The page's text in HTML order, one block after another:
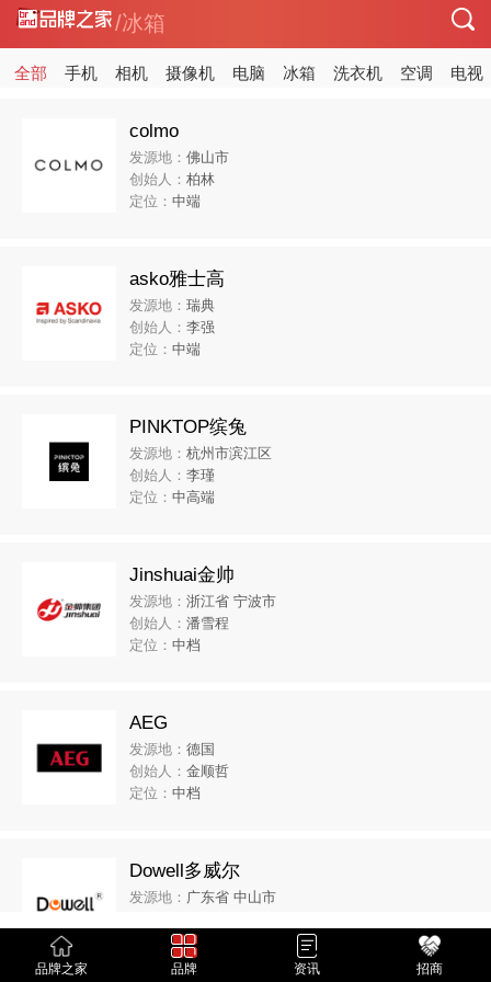
/冰箱
全部 手机 相机 摄像机 电脑 冰箱 洗衣机 空调 电视
colmo
发源地： 佛山市
创始人： 柏林
定位： 中端
asko雅士高
发源地： 瑞典
创始人： 李强
定位： 中端
PINKTOP缤兔
发源地： 杭州市滨江区
创始人： 李瑾
定位： 中高端
Jinshuai金帅
发源地： 浙江省 宁波市
创始人： 潘雪程
定位： 中档
AEG
发源地： 德国
创始人： 金顺哲
定位： 中档
Dowell多威尔
发源地： 广东省 中山市
定位：zd
品牌之家 品牌 资讯 招商